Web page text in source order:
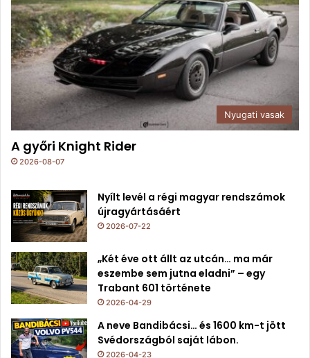
Nyugati vasak
A győri Knight Rider
2026-08-07
Nyílt levél a régi magyar rendszámok
újragyártásáért
2026-07-22
„Két éve ott állt az utcán… ma már
eszembe sem jutna eladni” – egy
Trabant 601 története
2026-04-29
A neve Bandibácsi… és 1600 km-t jött
Svédországból saját lábon.
2026-04-23